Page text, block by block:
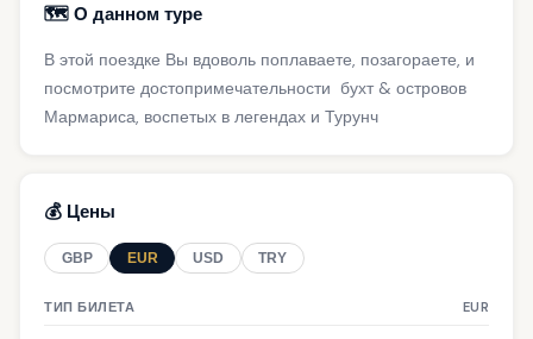
🗺️ О данном туре
В этой поездке Вы вдоволь поплаваете, позагораете, и
посмотрите достопримечательности бухт & островов
Мармариса, воспетых в легендах и Турунч
💰 Цены
GBP EUR USD TRY
ТИП БИЛЕТА EUR